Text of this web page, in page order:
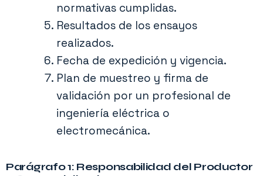
normativas cumplidas.
Resultados de los ensayos
realizados.
Fecha de expedición y vigencia.
Plan de muestreo y firma de
validación por un profesional de
ingeniería eléctrica o
electromecánica.
Parágrafo 1: Responsabilidad del Productor